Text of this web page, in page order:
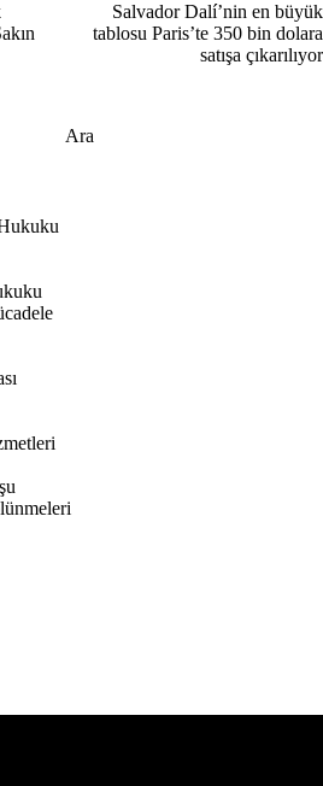
Salvador Dalí’nin en büyük
tablosu Paris’te 350 bin dolara
satışa çıkarılıyor
Ara